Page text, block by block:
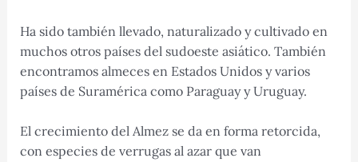
Ha sido también llevado, naturalizado y cultivado en
muchos otros países del sudoeste asiático. También
encontramos almeces en Estados Unidos y varios
países de Suramérica como Paraguay y Uruguay.
El crecimiento del Almez se da en forma retorcida,
con especies de verrugas al azar que van